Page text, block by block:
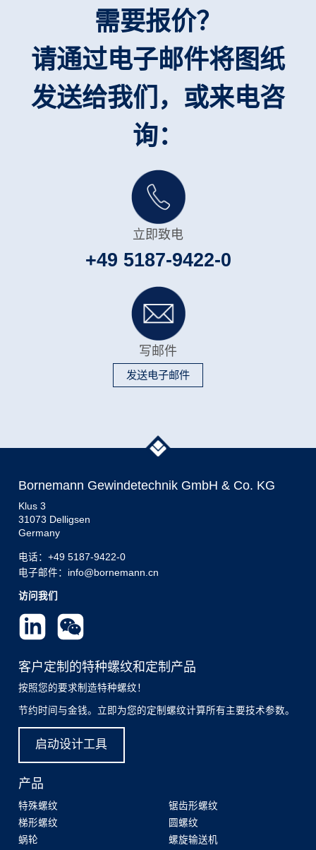
需要报价？
请通过电子邮件将图纸
发送给我们，或来电咨
询：
立即致电
+49 5187-9422-0
写邮件
发送电子邮件
Bornemann Gewindetechnik GmbH & Co. KG
Klus 3
31073 Delligsen
Germany
电话： +49 5187-9422-0
电子邮件：info@bornemann.cn
访问我们
客户定制的特种螺纹和定制产品
按照您的要求制造特种螺纹！
节约时间与金钱。立即为您的定制螺纹计算所有主要技术参数。
启动设计工具
产品
特殊螺纹
梯形螺纹
蜗轮
锯齿形螺纹
圆螺纹
螺旋输送机